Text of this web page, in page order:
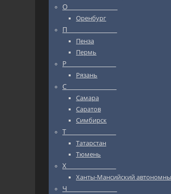
О_________________
Оренбург
П_________________
Пенза
Пермь
Р_________________
Рязань
С_________________
Самара
Саратов
Симбирск
Т_________________
Татарстан
Тюмень
Х_________________
Ханты-Мансийский
Ч_________________